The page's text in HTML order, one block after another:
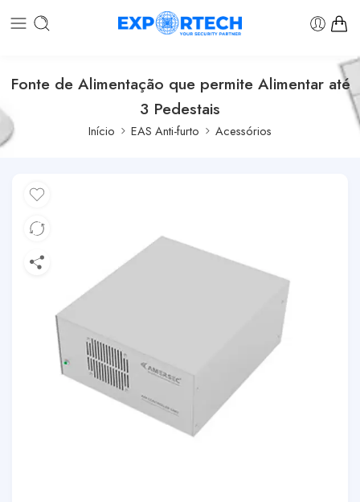
Fonte de Alimentação que permite Alimentar até
3 Pedestais
Início EAS Anti-furto Acessórios